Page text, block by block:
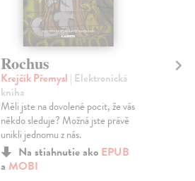
Rochus
Krejčík Přemysl | Elektronická
kniha
Měli jste na dovolené pocit, že vás
někdo sleduje? Možná jste právě
unikli jednomu z nás.
Na stiahnutie ako EPUB
a MOBI